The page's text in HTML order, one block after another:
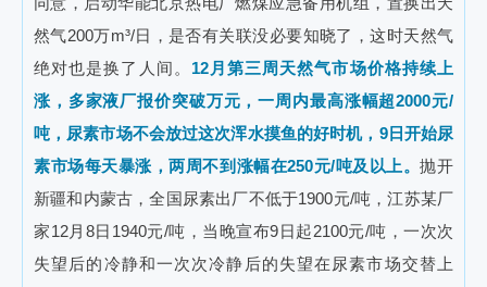
然气200万m³/日，是否有关联没必要知晓了，这时天然气
绝对也是换了人间。 12月第三周天然气市场价格持续上
涨，多家液厂报价突破万元，一周内最高涨幅超2000元/
吨，尿素市场不会放过这次浑水摸鱼的好时机，9日开始尿
素市场每天暴涨，两周不到涨幅在250元/吨及以上。抛开
新疆和内蒙古，全国尿素出厂不低于1900元/吨，江苏某厂
家12月8日1940元/吨，当晚宣布9日起2100元/吨，一次次
失望后的冷静和一次次冷静后的失望在尿素市场交替上